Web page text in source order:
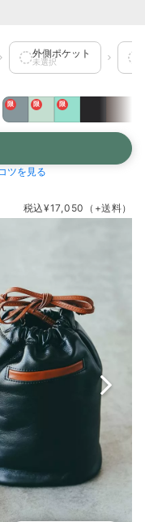
外側ポケット
未選択
限 限 限
税込¥17,050 （+送料）
ツを見る